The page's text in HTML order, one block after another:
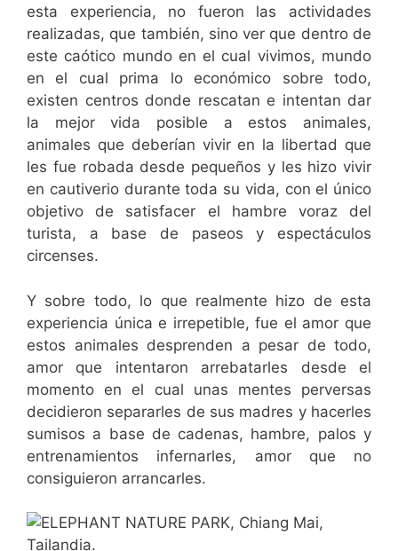
esta experiencia, no fueron las actividades
realizadas, que también, sino ver que dentro de
este caótico mundo en el cual vivimos, mundo
en el cual prima lo económico sobre todo,
existen centros donde rescatan e intentan dar
la mejor vida posible a estos animales,
animales que deberían vivir en la libertad que
les fue robada desde pequeños y les hizo vivir
en cautiverio durante toda su vida, con el único
objetivo de satisfacer el hambre voraz del
turista, a base de paseos y espectáculos
circenses.
Y sobre todo, lo que realmente hizo de esta
experiencia única e irrepetible, fue el amor que
estos animales desprenden a pesar de todo,
amor que intentaron arrebatarles desde el
momento en el cual unas mentes perversas
decidieron separarles de sus madres y hacerles
sumisos a base de cadenas, hambre, palos y
entrenamientos infernarles, amor que no
consiguieron arrancarles.